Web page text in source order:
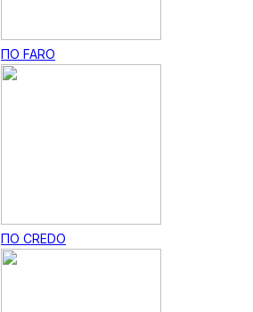
ПО FARO
ПО CREDO